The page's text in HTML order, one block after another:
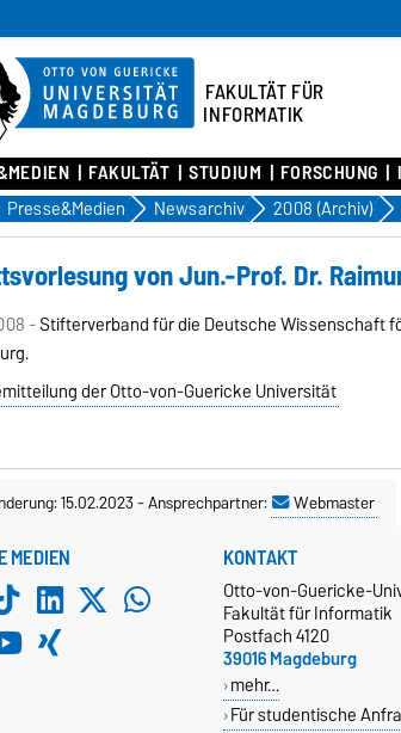
FAKULTÄT FÜR
INFORMATIK
FAKULTÄT STUDIUM FORSCHUNG
Presse&Medien Newsarchiv 2008 (Archiv)
von Jun.-Prof. Dr.
-Stifterverband für die Deutsche Wissenschaft
der Otto-von-Guericke Universität
15.02.2023-Ansprechpartner: Webmaster
MEDIEN KONTAKT
Otto-von-Guericke-
Fakultät für Informatik
Postfach 4120
39016 Magdeburg
mehr…
Für studentische